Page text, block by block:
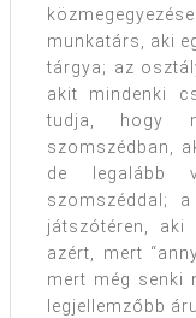
munkatárs, aki
tárgya; az
akit mindenki
tudja, hogy
szomszédban,
de legalább
szomszéddal;
játszótéren, aki
azért, mert
mert még senki
legjellemzőbb